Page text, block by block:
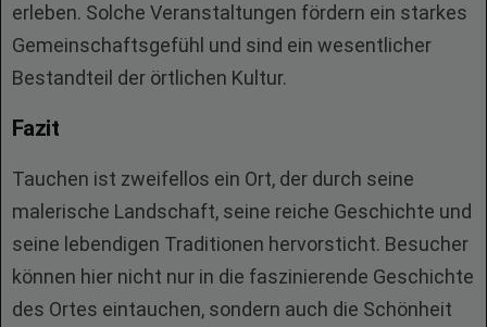
erleben. Solche Veranstaltungen fördern ein starkes
Gemeinschaftsgefühl und sind ein wesentlicher
Bestandteil der örtlichen Kultur.
Fazit
Tauchen ist zweifellos ein Ort, der durch seine
malerische Landschaft, seine reiche Geschichte und
seine lebendigen Traditionen hervorsticht. Besucher
können hier nicht nur in die faszinierende Geschichte
des Ortes eintauchen, sondern auch die Schönheit